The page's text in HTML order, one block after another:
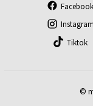
Facebook
Instagram
Tiktok
©